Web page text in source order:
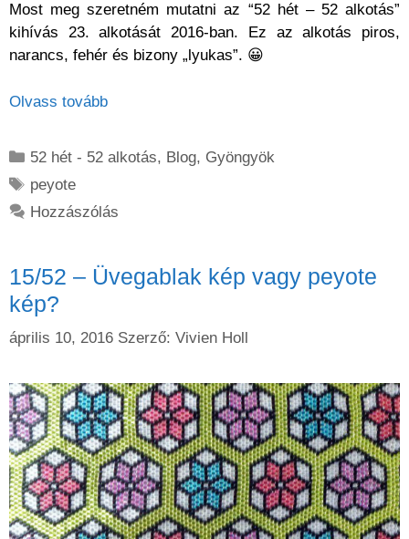
Most meg szeretném mutatni az “52 hét – 52 alkotás”
kihívás 23. alkotását 2016-ban. Ez az alkotás piros,
narancs, fehér és bizony „lyukas”. 😀
Olvass tovább
Kategória
52 hét - 52 alkotás, Blog, Gyöngyök
Címkék
peyote
Hozzászólás
15/52 – Üvegablak kép vagy peyote
kép?
április 10, 2016 Szerző: Vivien Holl